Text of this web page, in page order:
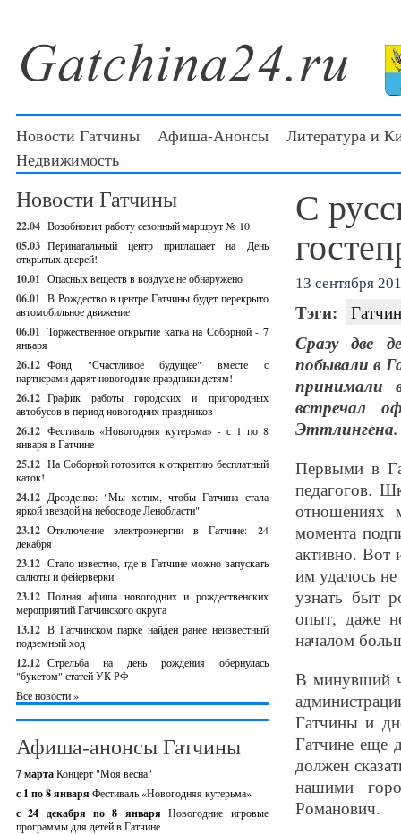
Новости Гатчины Афиша-Анонсы
Литература и
Недвижимость
Новости Гатчины
22.04 Возобновил работу сезонный маршрут № 10
05.03 Перинатальный центр приглашает на День
открытых дверей!
10.01 Опасных веществ в воздухе не обнаружено
06.01 В Рождество в центре Гатчины будет перекрыто
автомобильное движение
06.01 Торжественное открытие катка на Соборной - 7
января
26.12 Фонд "Счастливое будущее" вместе с
партнерами дарят новогодние праздники детям!
26.12 График работы городских и пригородных
автобусов в период новогодних праздников
26.12 Фестиваль «Новогодняя кутерьма» - с 1 по 8
января в Гатчине
25.12 На Соборной готовится к открытию бесплатный
каток!
24.12 Дрозденко: "Мы хотим, чтобы Гатчина стала
яркой звездой на небосводе Ленобласти"
23.12 Отключение электроэнергии в Гатчине: 24
декабря
23.12 Стало известно, где в Гатчине можно запускать
салюты и фейерверки
23.12 Полная афиша новогодних и рождественских
мероприятий Гатчинского округа
13.12 В Гатчинском парке найден ранее неизвестный
подземный ход
12.12 Стрельба на день рождения обернулась
"букетом" статей УК РФ
Все новости »
Афиша-анонсы Гатчины
7 мартаКонцерт "Моя весна"
с 1 по 8 января Фестиваль «Новогодняя кутерьма»
с 24 декабря по 8 январяНовогодние игровые
программы для детей в Гатчине
С
13 сентября
Тэги:
Сразу две
побывали в
принимали
встречал
Эттлингена.
Первыми в
педагогов.
отношениях
момента
активно. Вот
им удалось
узнать быт
опыт, даже
началом
В минувший
Гатчины и
Гатчине еще
должен
нашими
Романович.